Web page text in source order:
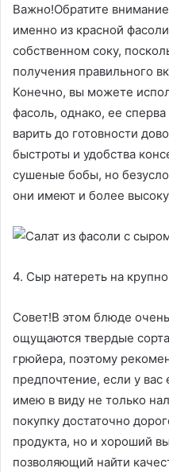
Важно!Обратите
именно из красной
собственном соку,
получения правильного
Конечно, вы можете
фасоль, однако, ее
варить до готовности
быстроты и удобства
сушеные бобы, но
они имеют и более
4. Сыр натереть на
Совет!В этом блюде
ощущаются твердые
грюйера, поэтому
предпочтение, если у вас
имею в виду не только
покупку достаточно
продукта, но и хороший
позволяющий найти